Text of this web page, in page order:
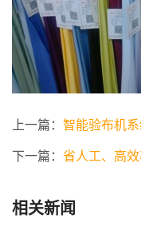
上一篇： 智能验布机
下一篇： 省人工、高
相关新闻